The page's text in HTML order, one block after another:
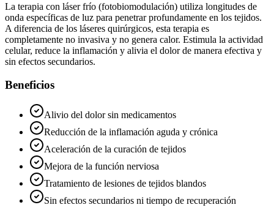
La terapia con láser frío (fotobiomodulación) utiliza longitudes de
onda específicas de luz para penetrar profundamente en los tejidos.
A diferencia de los láseres quirúrgicos, esta terapia es
completamente no invasiva y no genera calor. Estimula la actividad
celular, reduce la inflamación y alivia el dolor de manera efectiva y
sin efectos secundarios.
Beneficios
Alivio del dolor sin medicamentos
Reducción de la inflamación aguda y crónica
Aceleración de la curación de tejidos
Mejora de la función nerviosa
Tratamiento de lesiones de tejidos blandos
Sin efectos secundarios ni tiempo de recuperación